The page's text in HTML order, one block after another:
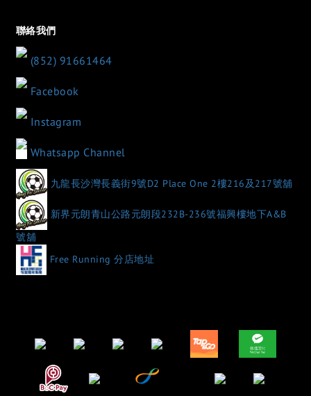
聯絡我們
(852) 91661464
Facebook
Instagram
Whatsapp Channel
九龍長沙灣長義街9號D2 Place One 2樓216及217號舖
新界元朗青山公路元朗段232B-236號福興樓地下A&B
號舖
Free Running 分店地址